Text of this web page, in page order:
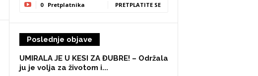
0 Pretplatnika PRETPLATITE SE
Poslednje objave
UMIRALA JE U KESI ZA ĐUBRE! – Održala
ju je volja za životom i...